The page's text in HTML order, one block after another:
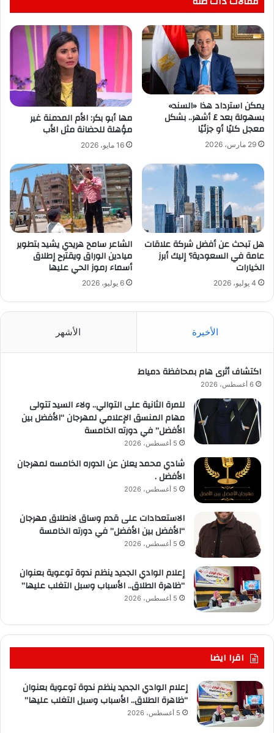
يمكن استرداد هذا «السند»
بسهولة بعد ٤ أشهر.. بشكل
معجل كليًا أو جزئيًا
29 مارس، 2026
مها أبو بكر: الأم المدمنة غير
مؤهلة للحضانة مثل الأب
16 مايو، 2026
هل تبحث عن أفضل شركة علاقات
عامة في السعودية؟ إليك أبرز
الخيارات
4 يوليو، 2026
الشاعر سامح هريدي يشيد بتطوير
ميادين الوراق ويقترح إطلاق
أسماء رموز الحي عليها
6 يوليو، 2026
الأخيرة الأشهر
اكتشاف أثرى هام بمحافظة دمياط
6 أغسطس، 2026
للمرة الثانية على التوالي.. ولاء السيد تتولى
مهام المنسق الإعلامي لمهرجان “الأفضل بين
الأفضل” في دورته الخامسة
5 أغسطس، 2026
شادي محمد يعلن عن الدوره الخامسه لمهرجان
الأفضل .
5 أغسطس، 2026
الاستعدادات على قدم وساق لانطلاق مهرجان
“الأفضل بين الأفضل” في دورته الخامسة
5 أغسطس، 2026
إعلام الوادي الجديد ينظم ندوة توعوية بعنوان
“ظاهرة الطلاق.. الأسباب وسبل التغلب عليها”
5 أغسطس، 2026
اقرا ايضا
إعلام الوادي الجديد ينظم ندوة توعوية بعنوان
“ظاهرة الطلاق.. الأسباب وسبل التغلب عليها”
5 أغسطس، 2026